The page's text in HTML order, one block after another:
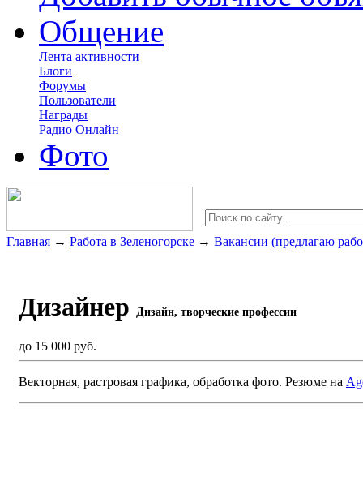
Общение
Лента активности
Блоги
Форумы
Пользователи
Награды
Радио Онлайн
Фото
Главная → Работа в Зеленогорске → Вакансии (предлагаю
Дизайнер Дизайн, творческие профессии
до 15 000 руб.
Векторная, растровая графика, обработка фото. Резюме на